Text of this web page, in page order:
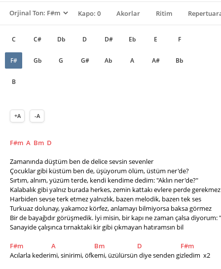
Kapo: 0 Akorlar Ritim
C C# Db D D# Eb E F
F# Gb G G# Ab A A# Bb
B
+A -A
F#m A Bm D
Zamanında düştüm ben de delice sevsin sevenler
Çocuklar gibi küstüm ben de, üşüyorum ölüm, üstüm ner'de?
Sırtım, alnım, yüzüm terde, kendi kendime dedim: "Aklın ner'de?"
Kalabalık gibi yalnız burada herkes, zemin kattakı evlere perde gerekmez
Harbiden sevse terk etmez yalnızlık, bazen melodik, bazen tek ses
Turkuaz dolunay, yakamoz körfez, anlamayı bilmiyorsa baksa görmez
Bir de bayağıdır görüşmedik. İyi misin, bir kapı ne zaman çalsa diyorum:
Sanayide çalışınca tırnaktaki kir gibi çıkmayan hatıramsın bil
F#m A Bm D
F#m
Acılarla kederimi, sinirimi, öfkemi, üzülürsün diye senden gizledim  x2